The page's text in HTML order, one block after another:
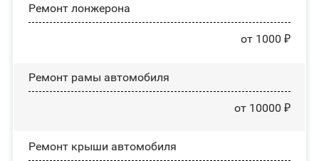
Ремонт лонжерона
от 1000 ₽
Ремонт рамы автомобиля
от 10000 ₽
Ремонт крыши автомобиля